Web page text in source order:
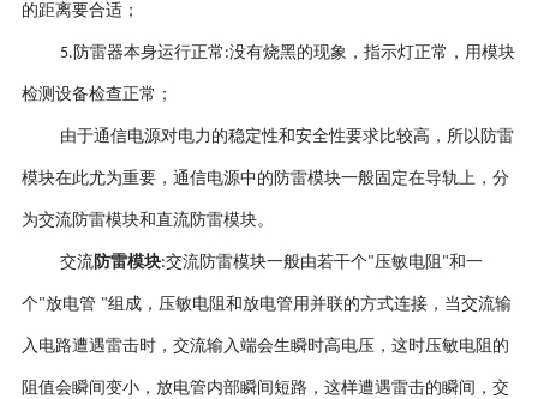
的距离要合适；
5. 防雷器本身运行正常 :没有烧黑的现象，指示灯正常，用模块
检测设备检查正常 ；
由于通信电源对电力的稳定性和安全性要求比较高，所以防雷
模块在此尤为重要，通信电源中的防雷模块一般固定在导轨上，分
为交流防雷模块和直流防雷模块。
交流防雷模块:交流防雷模块一般由若干个"压敏电阻"和一
个"放电管 "组成，压敏电阻和放电管用并联的方式连接，当交流输
入电路遭遇雷击时，交流输入端会生瞬时高电压，这时压敏电阻的
阻值会瞬间变小，放电管内部瞬间短路，这样遭遇雷击的瞬间，交